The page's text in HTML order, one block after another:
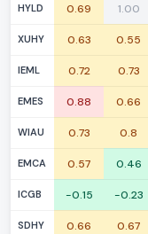
HYLD 0.69 1.00
XUHY 0.63 0.55
IEML 0.72 0.73
EMES 0.88 0.66
WIAU 0.73 0.8
EMCA 0.57 0.46
ICGB -0.15 -0.23
SDHY 0.66 0.67